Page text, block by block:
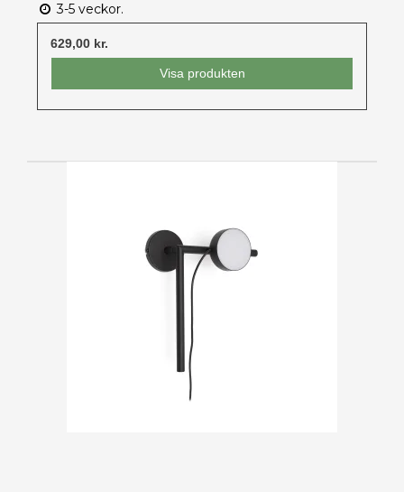
3-5 veckor.
629,00 kr.
Visa produkten